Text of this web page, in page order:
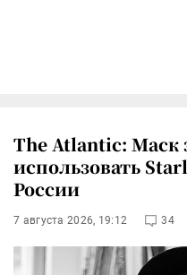
The Atlantic: Маск
использовать
России
7 августа 2026, 19:12 34